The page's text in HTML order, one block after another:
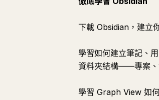
下載 Obsidian，建立
學習如何建立筆記、
資料夾結構——專案、
學習 Graph View 如